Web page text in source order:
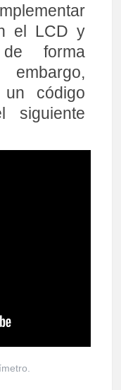
el LCD y
forma
un código
siguiente